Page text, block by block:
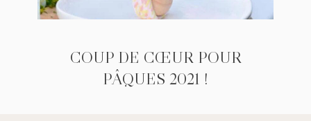
COUP DE CŒUR POUR
PÂQUES 2021 !